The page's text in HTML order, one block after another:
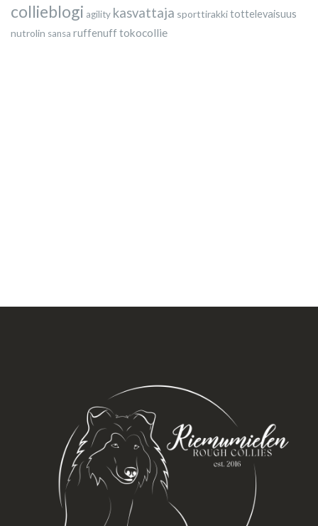
collieblogi agility kasvattaja sporttirakkitottelevaisuus
nutrolin sansa ruffenufftokocollie